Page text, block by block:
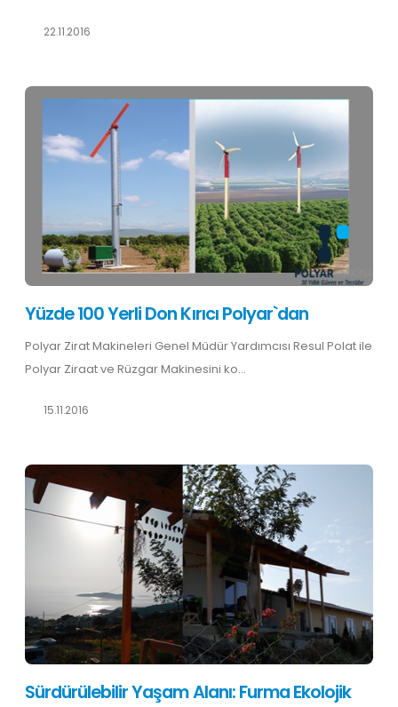
22.11.2016
Yüzde 100 Yerli Don Kırıcı Polyar`dan
Polyar Zirat Makineleri Genel Müdür Yardımcısı Resul Polat ile
Polyar Ziraat ve Rüzgar Makinesini ko...
15.11.2016
Sürdürülebilir Yaşam Alanı: Furma Ekolojik